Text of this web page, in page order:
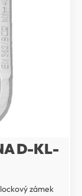
D-KL-
zámek